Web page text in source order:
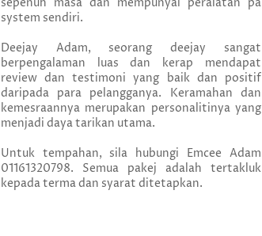
system sendiri.
Deejay Adam, seorang deejay sangat
berpengalaman luas dan kerap mendapat
review dan testimoni yang baik dan positif
daripada para pelangganya. Keramahan dan
kemesraannya merupakan personalitinya yang
menjadi daya tarikan utama.
Untuk tempahan, sila hubungi Emcee Adam
01161320798. Semua pakej adalah tertakluk
kepada terma dan syarat ditetapkan.